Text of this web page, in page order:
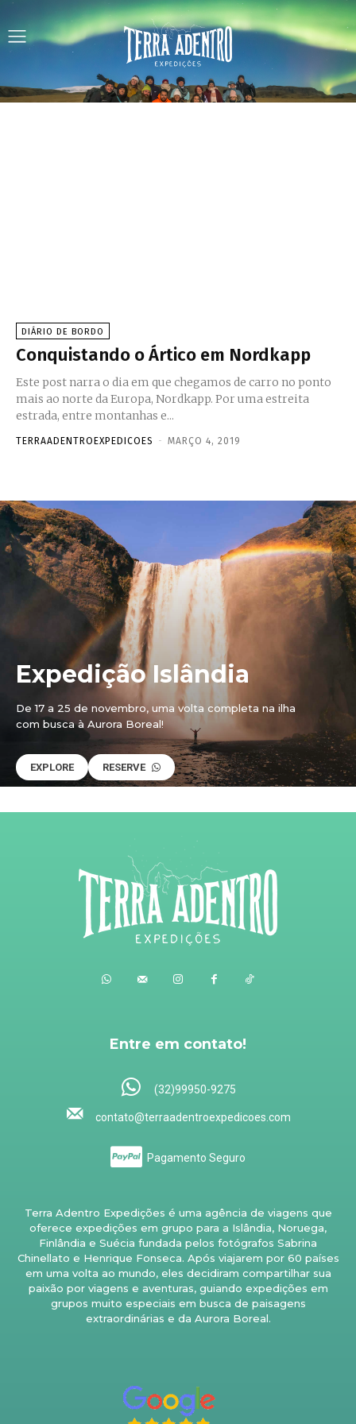
DIÁRIO DE BORDO
Conquistando o Ártico em Nordkapp
Este post narra o dia em que chegamos de carro no ponto
mais ao norte da Europa, Nordkapp. Por uma estreita
estrada, entre montanhas e...
TERRAADENTROEXPEDICOES - MARÇO 4, 2019
Expedição Islândia
De 17 a 25 de novembro, uma volta completa na ilha
com busca à Aurora Boreal!
EXPLORE RESERVE
Entre em contato!
(32)99950-9275
contato@terraadentroexpedicoes.com
Pagamento Seguro
Terra Adentro Expedições é uma agência de viagens que
oferece expedições em grupo para a Islândia, Noruega,
Finlândia e Suécia fundada pelos fotógrafos Sabrina
Chinellato e Henrique Fonseca. Após viajarem por 60 países
em uma volta ao mundo, eles decidiram compartilhar sua
paixão por viagens e aventuras, guiando expedições em
grupos muito especiais em busca de paisagens
extraordinárias e da Aurora Boreal.